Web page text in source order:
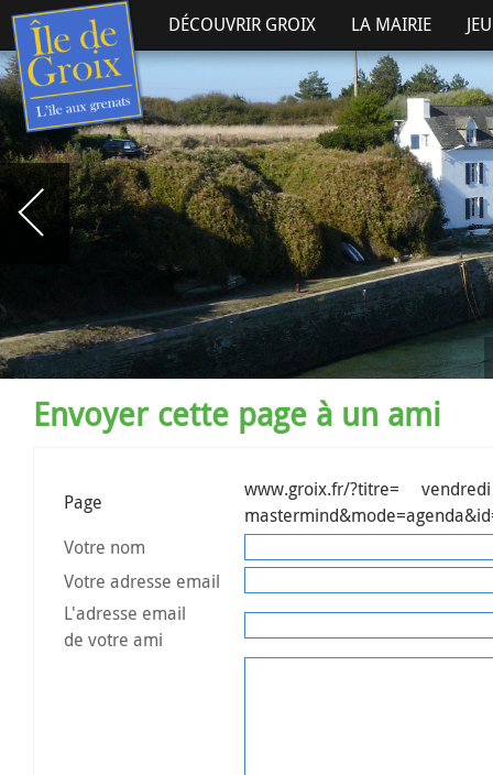
DÉCOUVRIR GROIX LA MAIRIE
Envoyer cette page à un ami
Page
www.groix.fr/?titre=
Votre nom
Votre adresse email
L'adresse email
de votre ami